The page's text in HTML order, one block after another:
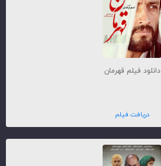
دانلود فیلم قهرمان
دریافت فیلم